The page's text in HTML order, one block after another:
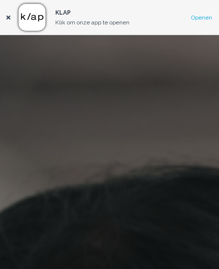
KLAP
Klik om onze app te openen
Openen